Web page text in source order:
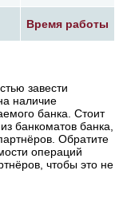
Время работы
завести
наличие
банка. Стоит
банкоматов банка,
Обратите
операций
чтобы это не